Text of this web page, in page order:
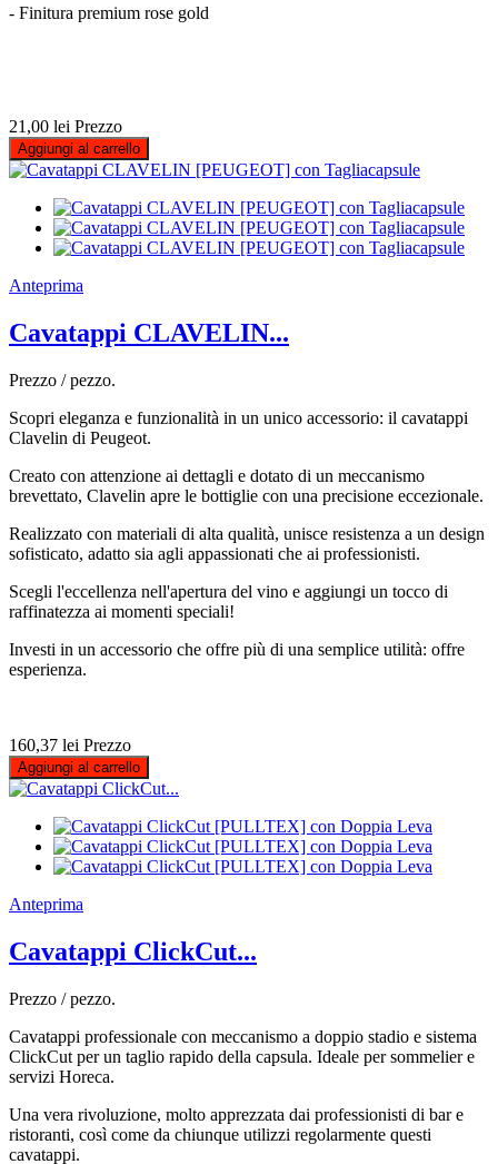
- Finitura premium rose gold
21,00 lei Prezzo
Aggiungi al carrello
Anteprima
Cavatappi CLAVELIN...
Prezzo / pezzo.
Scopri eleganza e funzionalità in un unico accessorio: il cavatappi
Clavelin di Peugeot.
Creato con attenzione ai dettagli e dotato di un meccanismo
brevettato, Clavelin apre le bottiglie con una precisione eccezionale.
Realizzato con materiali di alta qualità, unisce resistenza a un design
sofisticato, adatto sia agli appassionati che ai professionisti.
Scegli l'eccellenza nell'apertura del vino e aggiungi un tocco di
raffinatezza ai momenti speciali!
Investi in un accessorio che offre più di una semplice utilità: offre
esperienza.
160,37 lei Prezzo
Aggiungi al carrello
Anteprima
Cavatappi ClickCut...
Prezzo / pezzo.
Cavatappi professionale con meccanismo a doppio stadio e sistema
ClickCut per un taglio rapido della capsula. Ideale per sommelier e
servizi Horeca.
Una vera rivoluzione, molto apprezzata dai professionisti di bar e
ristoranti, così come da chiunque utilizzi regolarmente questi
cavatappi.